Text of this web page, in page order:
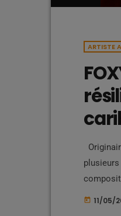
ARTISTE
Kompa,
today 11/05/